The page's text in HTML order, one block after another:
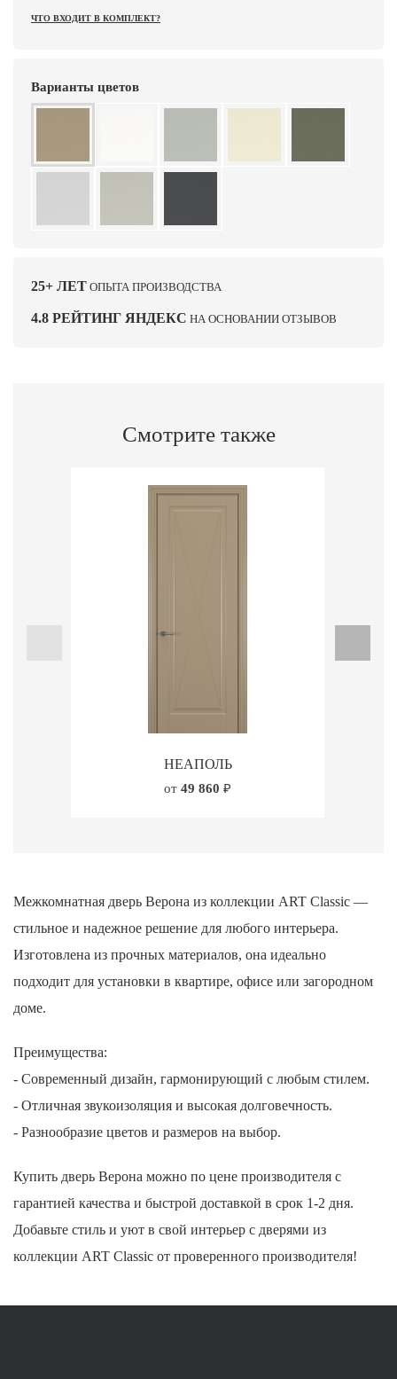
ЧТО ВХОДИТ В КОМПЛЕКТ?
Варианты цветов
25+ ЛЕТ ОПЫТА ПРОИЗВОДСТВА
4.8 РЕЙТИНГ ЯНДЕКС НА ОСНОВАНИИ ОТЗЫВОВ
Смотрите также
НЕАПОЛЬ
от 49 860 ₽
Межкомнатная дверь Верона из коллекции ART Classic —
стильное и надежное решение для любого интерьера.
Изготовлена из прочных материалов, она идеально
подходит для установки в квартире, офисе или загородном
доме.
Преимущества:
- Современный дизайн, гармонирующий с любым стилем.
- Отличная звукоизоляция и высокая долговечность.
- Разнообразие цветов и размеров на выбор.
Купить дверь Верона можно по цене производителя с
гарантией качества и быстрой доставкой в срок 1-2 дня.
Добавьте стиль и уют в свой интерьер с дверями из
коллекции ART Classic от проверенного производителя!